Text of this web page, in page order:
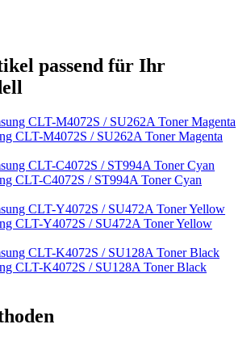
passend für Ihr
CLT-M4072S / SU262A Toner Magenta
CLT-C4072S / ST994A Toner Cyan
CLT-Y4072S / SU472A Toner Yellow
CLT-K4072S / SU128A Toner Black